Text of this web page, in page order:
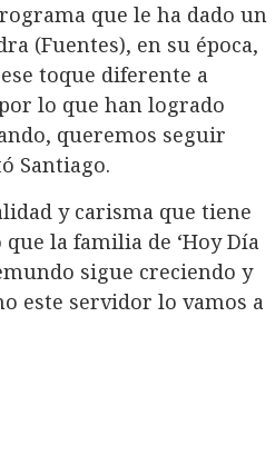
que le ha dado un
(Fuentes), en su época,
toque diferente a
lo que han logrado
queremos seguir
Santiago.
y carisma que tiene
la familia de ‘Hoy Día
sigue creciendo y
este servidor lo vamos a